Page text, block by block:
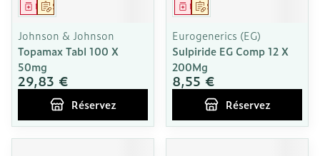
Sur prescription
Médicament
Johnson & Johnson
Topamax Tabl 100 X
50mg
29,83 €
Réservez
Sur prescription
Médicament
Eurogenerics (EG)
Sulpiride EG Comp 12 X
200Mg
8,55 €
Réservez